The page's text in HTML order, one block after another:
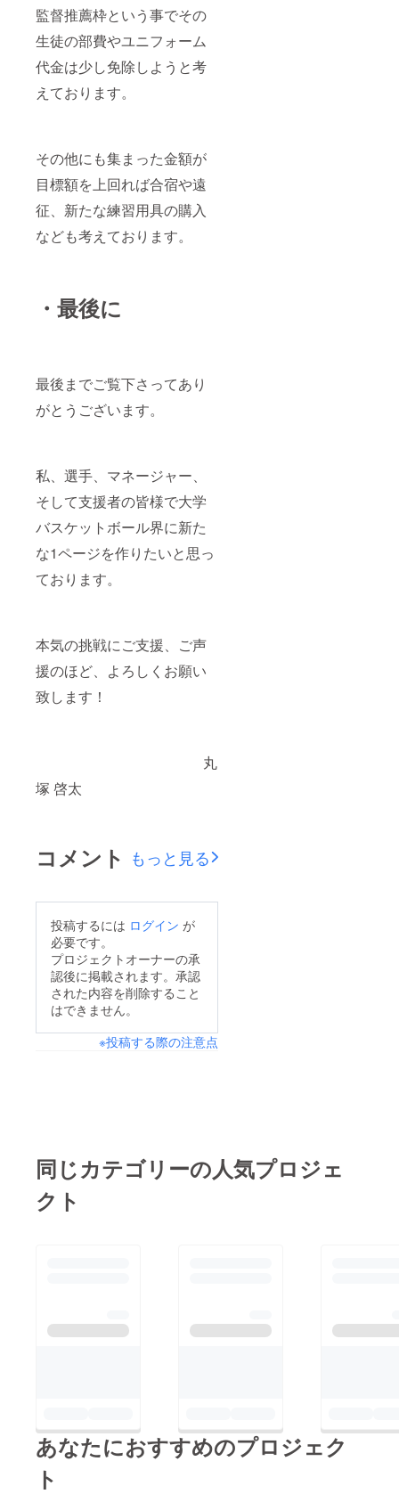
監督推薦枠という事でその
生徒の部費やユニフォーム
代金は少し免除しようと考
えております。
その他にも集まった金額が
目標額を上回れば合宿や遠
征、新たな練習用具の購入
なども考えております。
・最後に
最後までご覧下さってあり
がとうございます。
私、選手、マネージャー、
そして支援者の皆様で大学
バスケットボール界に新た
な1ページを作りたいと思っ
ております。
本気の挑戦にご支援、ご声
援のほど、よろしくお願い
致します！
丸
塚 啓太
コメント もっと見る
投稿するには ログイン が
必要です。
プロジェクトオーナーの承
認後に掲載されます。承認
された内容を削除すること
はできません。
※投稿する際の注意点
同じカテゴリーの人気プロジェ
クト
あなたにおすすめのプロジェク
ト